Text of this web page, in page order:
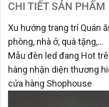
CHI TIẾT SẢN PHẨM
Xu hướng trang trí Quán
phòng, nhà ở, quà tặng,...
Mẫu đèn led đang Hot
hàng nhận diện thương
cửa hàng Shophouse